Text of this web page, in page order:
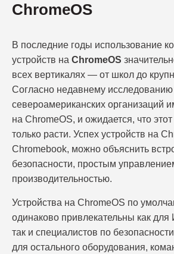
ChromeOS
В последние годы использование
устройств на ChromeOS
всех вертикалях — от школ до
Согласно недавнему исследованию
североамериканских организаций
на ChromeOS, и ожидается, что
только расти. Успех устройств на
Chromebook, можно объяснить
безопасности, простым
производительностью.
Устройства на ChromeOS по
одинаково привлекательны как для
так и специалистов по
для остального оборудования,